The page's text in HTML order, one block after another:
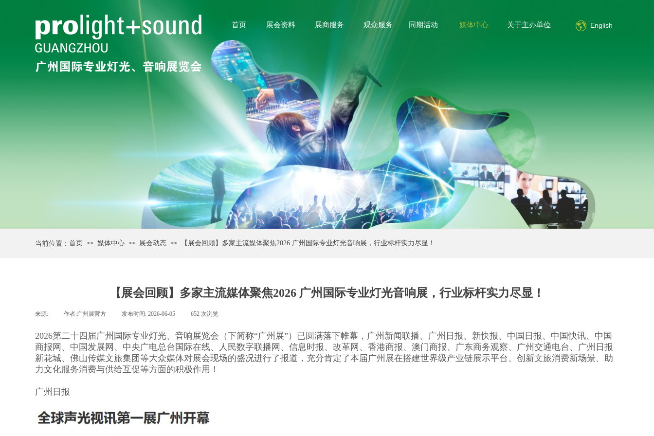
观众服务
首页 同期活动 关于主办单位
展会资料 媒体中心
展商服务 English
简体中文 English
首页 >> 媒体中心 >> 展会动态 >> 【展会回顾】多家主流媒体聚焦2026 广州国际专业灯光音响展，行业标杆实力尽显！
当前位置：
【展会回顾】多家主流媒体聚焦2026 广州国际专业灯光音响展，行业标杆实力尽显！
来源: 作者:广州展官方 发布时间: 2026-06-05 652 次浏览
2026第二十四届广州国际专业灯光、音响展览会（下简称“广州展”）已圆满落下帷幕，广州新闻联播、广州日报、新快报、中国日报、中国快讯、中国
商报网、中国发展网、中央广电总台国际在线、人民数字联播网、信息时报、改革网、香港商报、澳门商报、广东商务观察、广州交通电台、广州日报
新花城、佛山传媒文旅集团等大众媒体对展会现场的盛况进行了报道，充分肯定了本届广州展在搭建世界级产业链展示平台、创新文旅消费新场景、助
力文化服务消费与供给互促等方面的积极作用！
广州日报